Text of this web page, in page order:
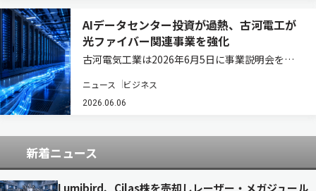
AIデータセンター投資が過熱、古河電工が
光ファイバー関連事業を強化
古河電気工業は2026年6月5日に事業説明会を開
発表した。 光ソリューション領域長の浅尾真史氏
は、2030年に向け「革新的な光ソリューション
ニュース ビジネス
2026.06.06
新着ニュース
Lumibird、Cilas株を売却しレーザー・メガジュール